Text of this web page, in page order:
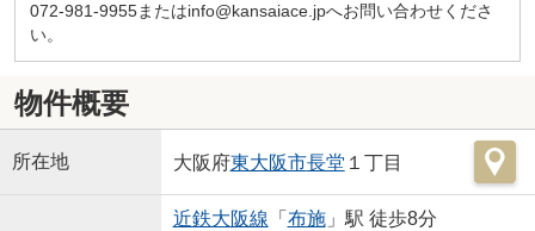
072-981-9955またはinfo@kansaiace.jpへお問い合わせくださ
い。
物件概要
所在地 大阪府東大阪市長堂 １丁目
近鉄大阪線 「 布施」駅 徒歩8分